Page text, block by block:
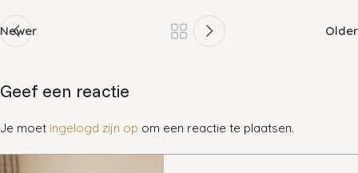
Newer Older
Geef een reactie
Je moet ingelogd zijn op om een reactie te plaatsen.